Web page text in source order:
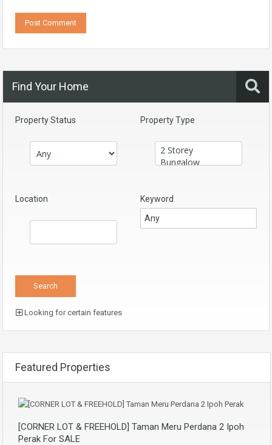
Find Your Home
Property Status Property Type
Location Keyword
Looking for certain features
Featured Properties
[CORNER LOT & FREEHOLD] Taman Meru Perdana 2 Ipoh
Perak For SALE